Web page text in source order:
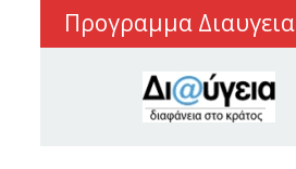
Προγραμμα Διαυγεια